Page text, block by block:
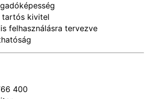
tartós kivitel
felhasználásra tervezve
400